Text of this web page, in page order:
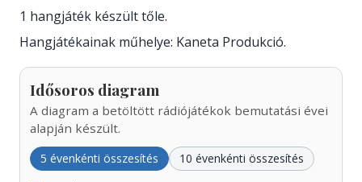
1 hangjáték készült tőle.
Hangjátékainak műhelye: Kaneta Produkció.
Idősoros diagram
A diagram a betöltött rádiójátékok bemutatási évei
alapján készült.
5 évenkénti összesítés 10 évenkénti összesítés